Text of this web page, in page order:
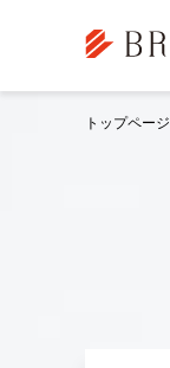
トップページ